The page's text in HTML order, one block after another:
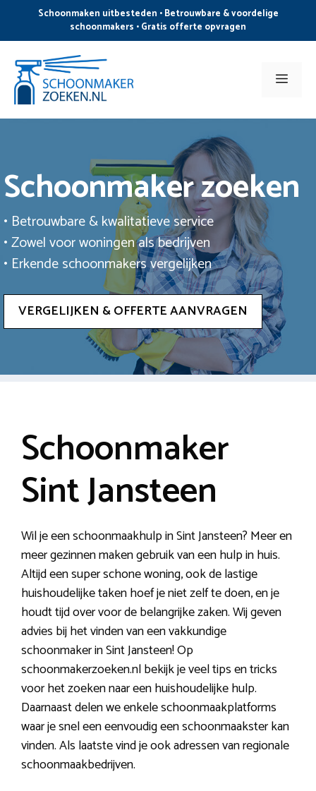
de
inhoud
Schoonmaken uitbesteden • Betrouwbare & voordelige
schoonmakers • Gratis offerte opvragen
Menu
Schoonmaker zoeken
• Betrouwbare & kwalitatieve service
• Zowel voor woningen als bedrijven
• Erkende schoonmakers vergelijken
VERGELIJKEN & OFFERTE AANVRAGEN
Schoonmaker
Sint Jansteen
Wil je een schoonmaakhulp in Sint Jansteen? Meer en
meer gezinnen maken gebruik van een hulp in huis.
Altijd een super schone woning, ook de lastige
huishoudelijke taken hoef je niet zelf te doen, en je
houdt tijd over voor de belangrijke zaken. Wij geven
advies bij het vinden van een vakkundige
schoonmaker in Sint Jansteen! Op
schoonmakerzoeken.nl bekijk je veel tips en tricks
voor het zoeken naar een huishoudelijke hulp.
Daarnaast delen we enkele schoonmaakplatforms
waar je snel een eenvoudig een schoonmaakster kan
vinden. Als laatste vind je ook adressen van regionale
schoonmaakbedrijven.